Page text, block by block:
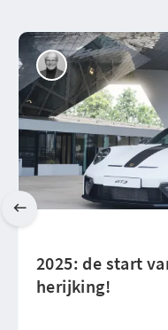
2025: de start
herijking!